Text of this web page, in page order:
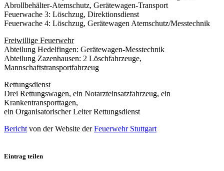
Abrollbehälter-Atemschutz, Gerätewagen-Transport
Feuerwache 3: Löschzug, Direktionsdienst
Feuerwache 4: Löschzug, Gerätewagen Atemschutz/Messtechnik
Freiwillige Feuerwehr
Abteilung Hedelfingen: Gerätewagen-Messtechnik
Abteilung Zazenhausen: 2 Löschfahrzeuge,
Mannschaftstransportfahrzeug
Rettungsdienst
Drei Rettungswagen, ein Notarzteinsatzfahrzeug, ein
Krankentransporttagen,
ein Organisatorischer Leiter Rettungsdienst
Bericht von der Website derFeuerwehr Stuttgart
Eintrag teilen